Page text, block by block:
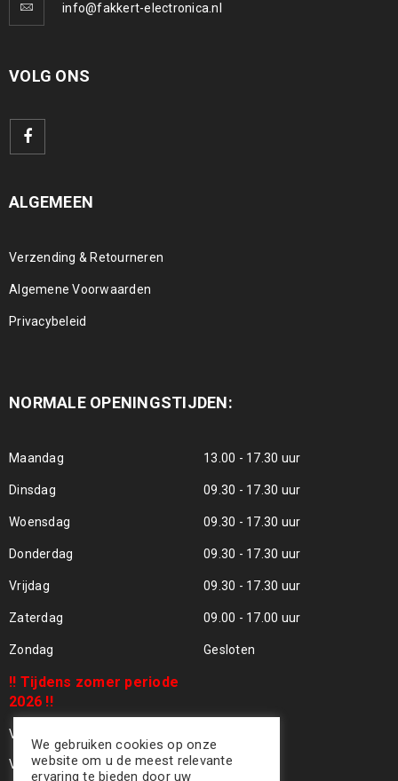
info@fakkert-electronica.nl
VOLG ONS
ALGEMEEN
Verzending & Retourneren
Algemene Voorwaarden
Privacybeleid
NORMALE OPENINGSTIJDEN:
Maandag 13.00 - 17.30 uur
Dinsdag 09.30 - 17.30 uur
Woensdag 09.30 - 17.30 uur
Donderdag 09.30 - 17.30 uur
Vrijdag 09.30 - 17.30 uur
Zaterdag 09.00 - 17.00 uur
Zondag Gesloten
!! Tijdens zomer periode
2026 !!
Vrijdag 24 Juli - Gesloten !!
Vrijdag 31 Juli - Gesloten !!
We gebruiken cookies op onze
website om u de meest relevante
ervaring te bieden door uw